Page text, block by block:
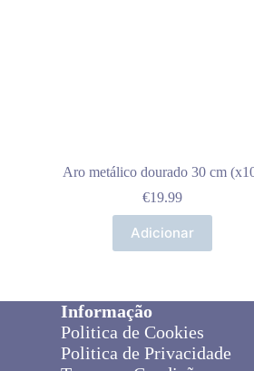
Aro metálico dourado 30 cm
€19.99
Adicionar
Informação
Politica de Cookies
Politica de Privacidade